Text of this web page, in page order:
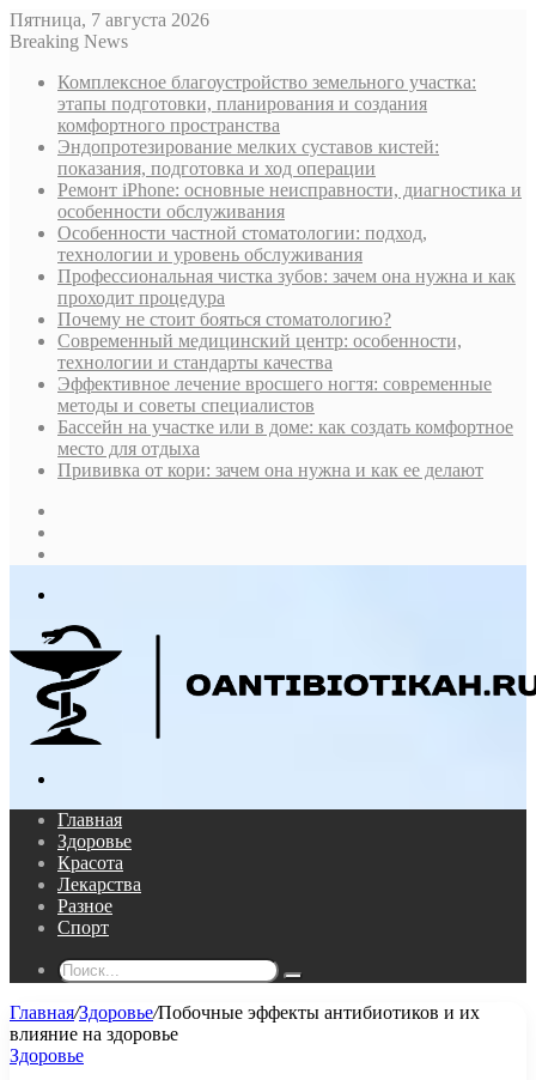
Пятница, 7 августа 2026
Breaking News
Комплексное благоустройство земельного участка:
этапы подготовки, планирования и создания
комфортного пространства
Эндопротезирование мелких суставов кистей:
показания, подготовка и ход операции
Ремонт iPhone: основные неисправности, диагностика и
особенности обслуживания
Особенности частной стоматологии: подход,
технологии и уровень обслуживания
Профессиональная чистка зубов: зачем она нужна и как
проходит процедура
Почему не стоит бояться стоматологию?
Современный медицинский центр: особенности,
технологии и стандарты качества
Эффективное лечение вросшего ногтя: современные
методы и советы специалистов
Бассейн на участке или в доме: как создать комфортное
место для отдыха
Прививка от кори: зачем она нужна и как ее делают
Главная
Здоровье
Красота
Лекарства
Разное
Спорт
Поиск...
Главная/Здоровье/Побочные эффекты антибиотиков и их
влияние на здоровье
Здоровье